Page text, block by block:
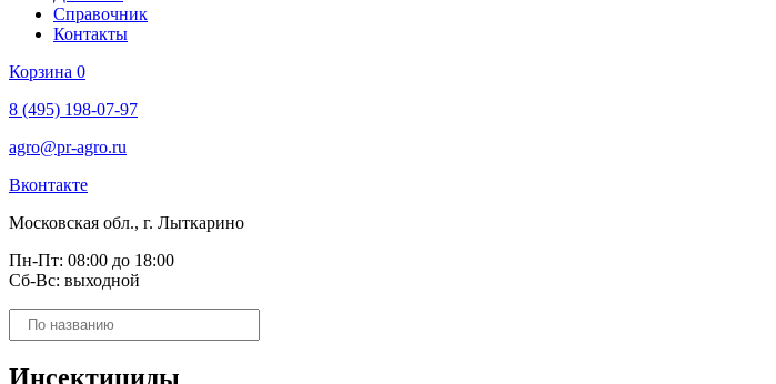
Справочник
Контакты
Корзина 0
8 (495) 198-07-97
agro@pr-agro.ru
Вконтакте
Московская обл., г. Лыткарино
Пн-Пт: 08:00 до 18:00
Сб-Вс: выходной
Поиск
товаров
Инсектициды